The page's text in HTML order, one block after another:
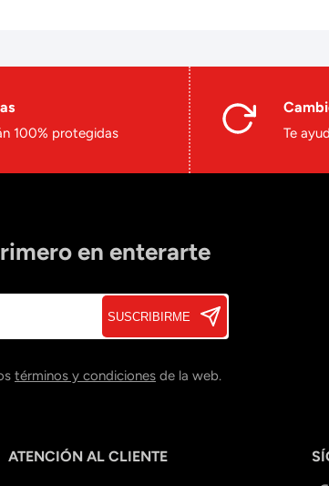
100% protegidas Te
en enterarte
SUSCRIBIRME
términos y condiciones de la web.
ATENCIÓN AL CLIENTE